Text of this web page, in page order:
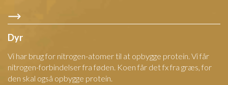
Dyr
Vi har brug for nitrogen-atomer til at opbygge protein. Vi får
nitrogen-forbindelser fra føden. Koen får det fx fra græs, for
den skal også opbygge protein.